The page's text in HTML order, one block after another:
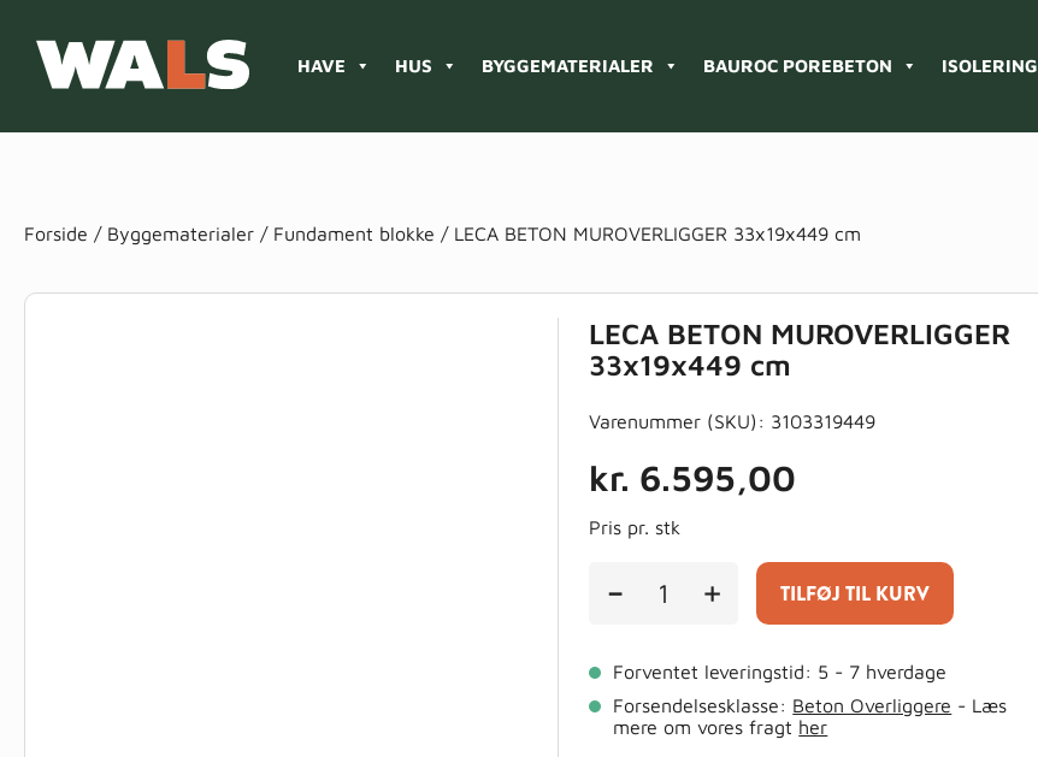
HAVE HUS BYGGEMATERIALER BAUROC POREBETON ISOLERING
Forside / Byggematerialer / Fundament blokke / LECA BETON MUROVERLIGGER 33x19x449 cm
LECA BETON MUROVERLIGGER
33x19x449 cm
Varenummer (SKU): 3103319449
kr. 6.595,00
Pris pr. stk
-
BETON
antal
+ TILFØJ TIL KURV
Forventet leveringstid: 5 - 7 hverdage
Forsendelsesklasse: Beton Overliggere - Læs
mere om vores fragt her